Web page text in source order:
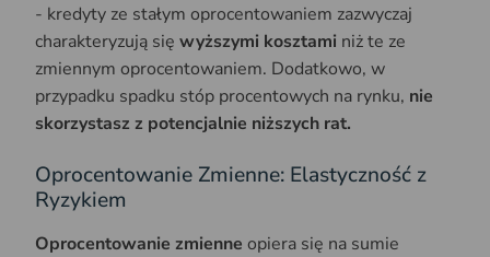
- kredyty ze stałym oprocentowaniem zazwyczaj
charakteryzują się wyższymi kosztami niż te ze
zmiennym oprocentowaniem. Dodatkowo, w
przypadku spadku stóp procentowych na rynku, nie
skorzystasz z potencjalnie niższych rat.
Oprocentowanie Zmienne: Elastyczność z
Ryzykiem
Oprocentowanie zmienne opiera się na sumie